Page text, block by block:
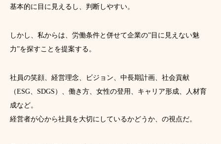
基本的に目に見えるし、判断しやすい。
しかし、私からは、労働条件と併せて企業の”目に見えない魅
力”を探すことを提案する。
社員の笑顔、経営理念、ビジョン、中長期計画、社会貢献
（ESG、SDGS）、働き方、女性の登用、キャリア形成、人材育
成など。
経営者が心から社員を大切にしているかどうか、の視点だ。